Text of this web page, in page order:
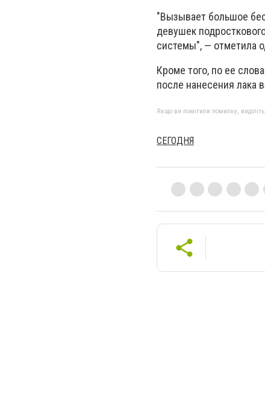
"Вызывает большое
девушек
системы", — отметила
Кроме того, по ее
после нанесения лака
Якщо ви помітили помилку, виділіть
СЕГОДНЯ